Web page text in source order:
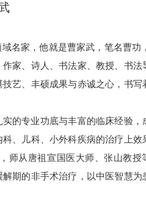
名家，他就是曹家武，笔名曹功
家、诗人、书法家、教授、书法
艺、丰硕成果与赤诚之心，书写
的专业功底与丰富的临床经验，
、儿科、小外科疾病的治疗上效
师从唐祖宣国医大师、张山教授
期的非手术治疗，以中医智慧为